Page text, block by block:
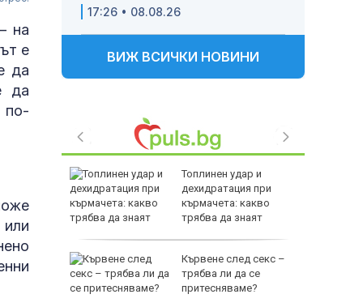
на
е
да
да
по-
17:26 • 08.08.26
ВИЖ ВСИЧКИ НОВИНИ
и
като
Топлинен удар и
дехидратация при
кърмачета: какво
трябва да знаят
Кървене след секс –
трябва ли да се
притесняваме?